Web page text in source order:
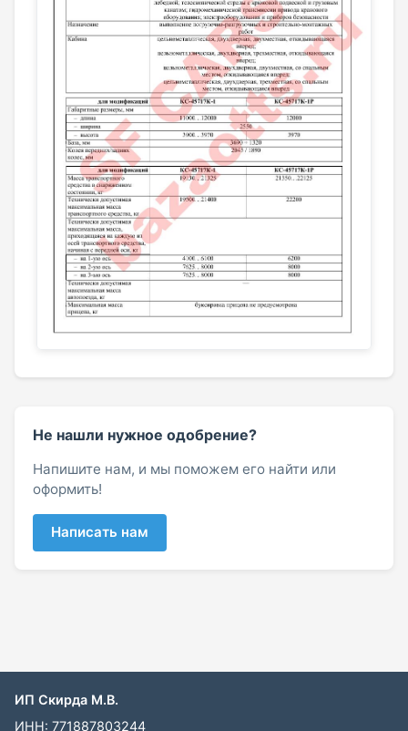
Не нашли нужное одобрение?
Напишите нам, и мы поможем его найти или
оформить!
Написать нам
ИП Скирда М.В.
ИНН: 771887803244